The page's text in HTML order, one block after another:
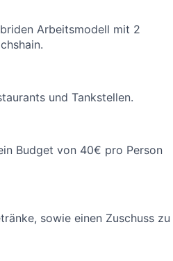
Arbeitsmodell mit 2
und Tankstellen.
Budget von 40€ pro Person
sowie einen Zuschuss zu